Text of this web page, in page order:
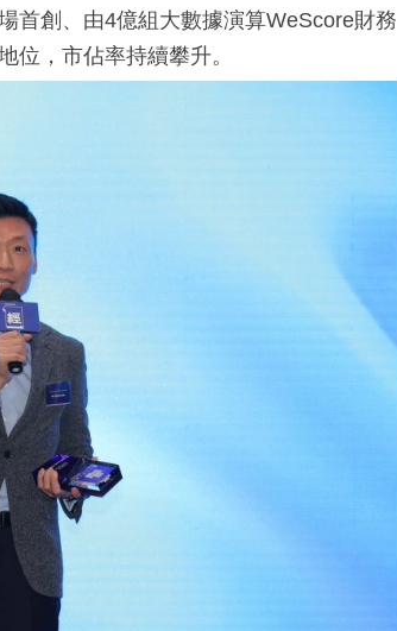
首創、由4億組大數據演算WeScore財務
位，市佔率持續攀升。